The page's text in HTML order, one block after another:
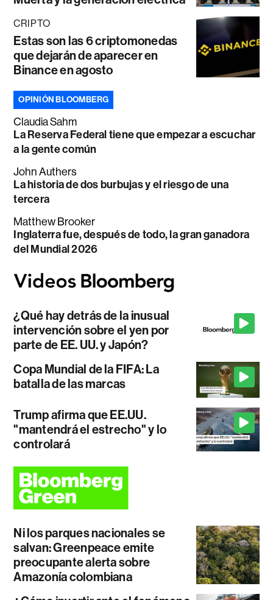
CRIPTO
Estas son las 6 criptomonedas
que dejarán de aparecer en
Binance en agosto
OPINIÓN BLOOMBERG
Claudia Sahm
La Reserva Federal tiene que empezar a escuchar
a la gente común
John Authers
La historia de dos burbujas y el riesgo de una
tercera
Matthew Brooker
Inglaterra fue, después de todo, la gran ganadora
del Mundial 2026
¿Qué hay detrás de la inusual
intervención sobre el yen por
parte de EE. UU. y Japón?
Copa Mundial de la FIFA: La
batalla de las marcas
Trump afirma que EE.UU.
"mantendrá el estrecho" y lo
controlará
Ni los parques nacionales se
salvan: Greenpeace emite
preocupante alerta sobre
Amazonía colombiana